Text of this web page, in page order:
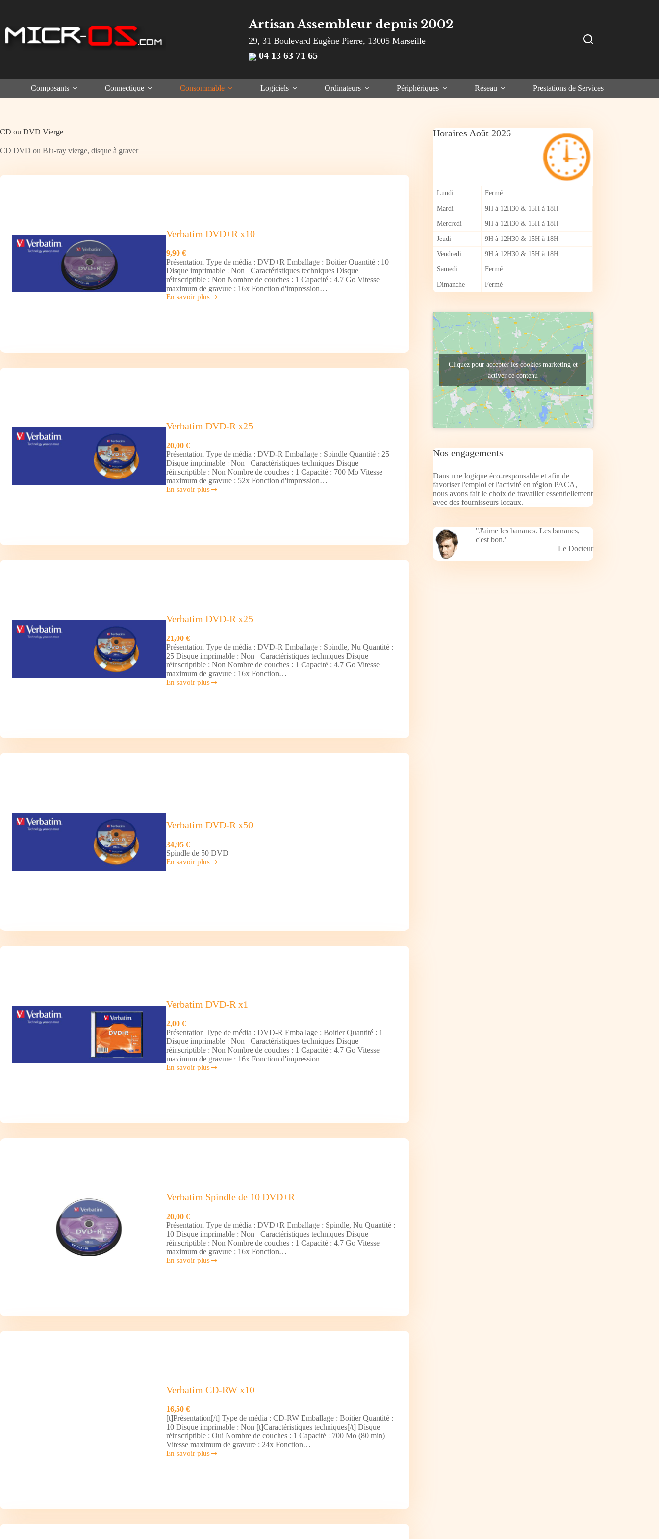
Artisan Assembleur depuis 2002
29, 31 Boulevard Eugène Pierre, 13005 Marseille
04 13 63 71 65
Composants Connectique Consommable Logiciels Ordinateurs Périphériques Réseau Prestations de Services
CD ou DVD Vierge
CD DVD ou Blu-ray vierge, disque à graver
Verbatim DVD+R x10
9,90 €
Présentation Type de média : DVD+R Emballage : Boitier Quantité : 10
Disque imprimable : Non Caractéristiques techniques Disque
réinscriptible : Non Nombre de couches : 1 Capacité : 4.7 Go Vitesse
maximum de gravure : 16x Fonction d'impression…
En savoir plus
Verbatim
Verbatim DVD-R x25
20,00 €
Présentation Type de média : DVD-R Emballage : Spindle Quantité : 25
Disque imprimable : Non Caractéristiques techniques Disque
réinscriptible : Non Nombre de couches : 1 Capacité : 700 Mo Vitesse
maximum de gravure : 52x Fonction d'impression…
En savoir plus
Verbatim
Verbatim DVD-R x25
21,00 €
Présentation Type de média : DVD-R Emballage : Spindle, Nu Quantité :
25 Disque imprimable : Non Caractéristiques techniques Disque
réinscriptible : Non Nombre de couches : 1 Capacité : 4.7 Go Vitesse
maximum de gravure : 16x Fonction…
En savoir plus
Verbatim
Verbatim DVD-R x50
34,95 €
Spindle de 50 DVD
En savoir plus
Verbatim
Verbatim DVD-R x1
2,00 €
Présentation Type de média : DVD-R Emballage : Boitier Quantité : 1
Disque imprimable : Non Caractéristiques techniques Disque
réinscriptible : Non Nombre de couches : 1 Capacité : 4.7 Go Vitesse
maximum de gravure : 16x Fonction d'impression…
En savoir plus
Verbatim
Verbatim Spindle de 10 DVD+R
20,00 €
Présentation Type de média : DVD+R Emballage : Spindle, Nu Quantité :
10 Disque imprimable : Non Caractéristiques techniques Disque
réinscriptible : Non Nombre de couches : 1 Capacité : 4.7 Go Vitesse
maximum de gravure : 16x Fonction…
En savoir plus
Verbatim
Verbatim CD-RW x10
16,50 €
[t]Présentation[/t] Type de média : CD-RW Emballage : Boitier Quantité :
10 Disque imprimable : Non [t]Caractéristiques techniques[/t] Disque
réinscriptible : Oui Nombre de couches : 1 Capacité : 700 Mo (80 min)
Vitesse maximum de gravure : 24x Fonction…
En savoir plus
Verbatim
Horaires Août 2026
Lundi Fermé
Mardi 9H à 12H30 & 15H à 18H
Mercredi 9H à 12H30 & 15H à 18H
Jeudi 9H à 12H30 & 15H à 18H
Vendredi 9H à 12H30 & 15H à 18H
Samedi Fermé
Dimanche Fermé
Cliquez pour accepter les cookies marketing et
activer ce contenu
Nos engagements
Dans une logique éco-responsable et afin de
favoriser l'emploi et l'activité en région PACA,
nous avons fait le choix de travailler essentiellement
avec des fournisseurs locaux.
"J'aime les bananes. Les bananes,
c'est bon."
Le Docteur